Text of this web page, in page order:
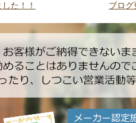
た！！ ブログ